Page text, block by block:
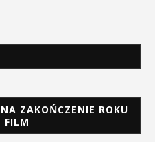
ZAKOŃCZENIE ROKU
FILM